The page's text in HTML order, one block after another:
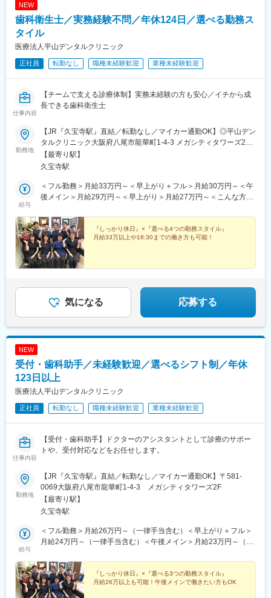
NEW
歯科衛生士／実務経験不問／年休124日／選べる勤務ス
タイル
医療法人平山デンタルクリニック
正社員 転勤なし 職種未経験歓迎 業種未経験歓迎
仕事内容
【チームで支える診療体制】実務未経験の方も安心／イチから成
長できる歯科衛生士
勤務地
【JR『久宝寺駅』直結／転勤なし／マイカー通勤OK】◎平山デン
タルクリニック大阪府八尾市龍華町1-4-3 メガシティタワーズ2F
＜アクセス＞・JRおおさか東線線「久宝寺駅」から直結！※マイ
カー通勤もOK※受動喫煙対策:屋内全面禁煙
【最寄り駅】
久宝寺駅
給与
＜フル勤務＞月給33万円～＜早上がり＋フル＞月給30万円～＜午
後メイン＞月給29万円～＜早上がり＞月給27万円～＜こんな方に
午後出勤をメインにしたい方◆ワークライフバランスを重視した
い方【共通】※残業代は別途支給します。※経験やスキルなどを考
慮し、決定します。
『しっかり休日』×『選べる4つの勤務スタイル』
月給33万以上や18:30までの働き方も可能！
気になる 応募する
NEW
受付・歯科助手／未経験歓迎／選べるシフト制／年休
123日以上
医療法人平山デンタルクリニック
正社員 転勤なし 職種未経験歓迎 業種未経験歓迎
仕事内容
【受付・歯科助手】ドクターのアシスタントとして診療のサポー
トや、受付対応などをお任せします。
勤務地
【JR『久宝寺駅』直結／転勤なし／マイカー通勤OK】〒581-
0069大阪府八尾市龍華町1-4-3 メガシティタワーズ2F
【最寄り駅】
久宝寺駅
給与
＜フル勤務＞月給26万円～（一律手当含む）＜早上がり＋フル＞
月給24万円～（一律手当含む）＜午後メイン＞月給23万円～（一
『しっかり休日』×『選べる3つの勤務スタイル』
月給26万以上も可能！午後メインで働きたい方もOK